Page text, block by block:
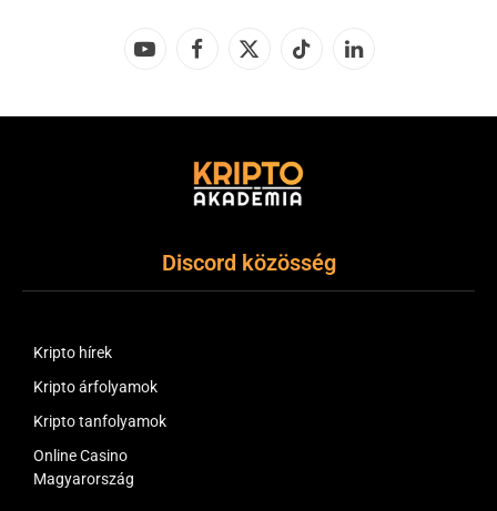
YouTubeFacebook
X
TikTok LinkedIn
Discord közösség
Kripto hírek
Kripto árfolyamok
Kripto tanfolyamok
Online Casino
Magyarország